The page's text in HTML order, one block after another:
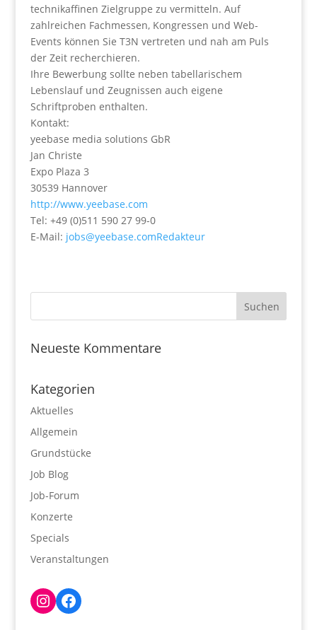
technikaffinen Zielgruppe zu vermitteln. Auf
zahlreichen Fachmessen, Kongressen und Web-
Events können Sie T3N vertreten und nah am Puls
der Zeit recherchieren.
Ihre Bewerbung sollte neben tabellarischem
Lebenslauf und Zeugnissen auch eigene
Schriftproben enthalten.
Kontakt:
yeebase media solutions GbR
Jan Christe
Expo Plaza 3
30539 Hannover
http://www.yeebase.com
Tel: +49 (0)511 590 27 99-0
E-Mail: jobs@yeebase.comRedakteur
Neueste Kommentare
Kategorien
Aktuelles
Allgemein
Grundstücke
Job Blog
Job-Forum
Konzerte
Specials
Veranstaltungen
Instagram
Facebook